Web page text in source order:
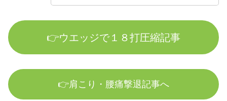
👉ウエッジで１８打圧縮記事
👉肩こり・腰痛撃退記事へ